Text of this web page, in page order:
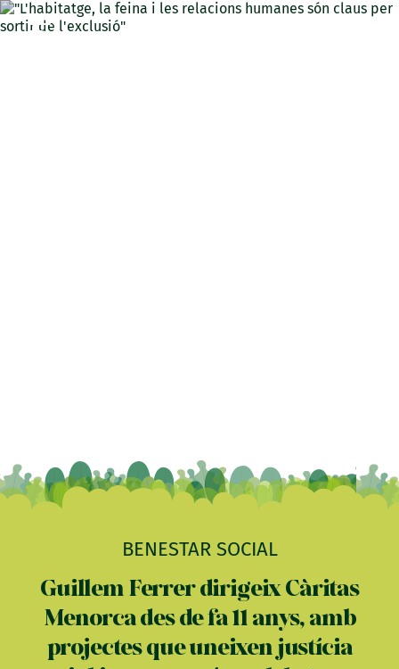
BENESTAR SOCIAL
Guillem Ferrer dirigeix Càritas
Menorca des de fa 11 anys, amb
projectes que uneixen justícia